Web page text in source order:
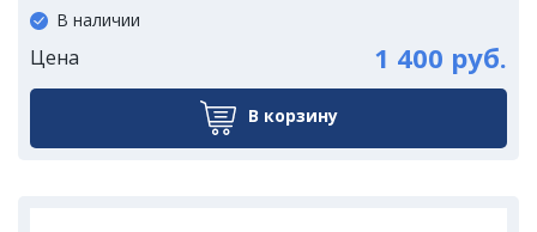
В наличии
Цена 1 400 руб.
В корзину